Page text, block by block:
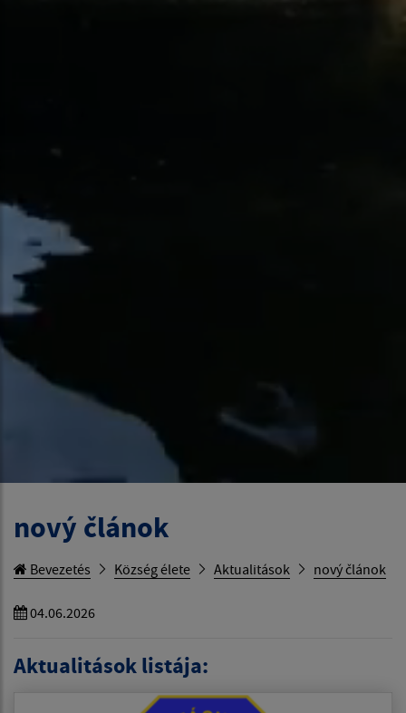
nový článok
Bevezetés Község élete Aktualitások nový článok
04.06.2026
Aktualitások listája: